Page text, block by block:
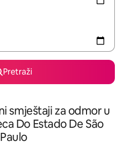
Pretraži
smještaji za odmor u
Do Estado De São
Paulo